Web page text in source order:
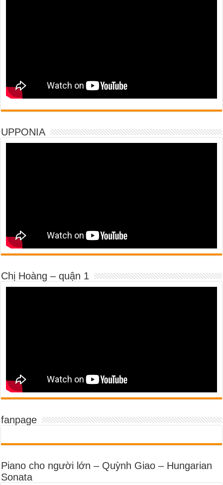
UPPONIA
Chị Hoàng – quận 1
fanpage
Piano cho người lớn – Quỳnh Giao – Hungarian
Sonata